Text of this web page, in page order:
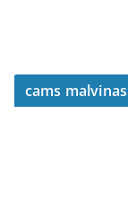
cams malvinas